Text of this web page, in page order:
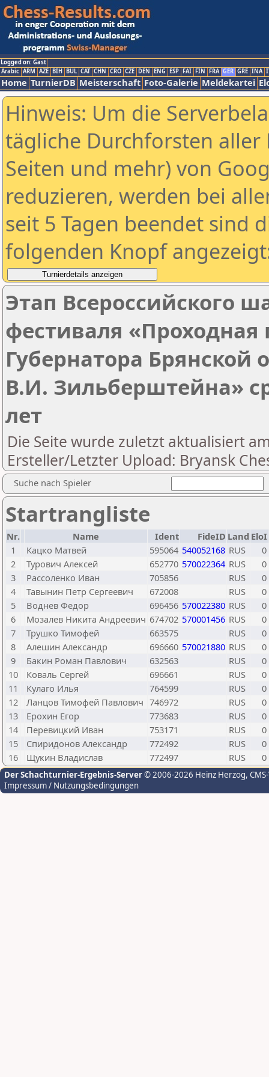
Logged on: Gast
Arabic ARM AZE BIH BUL CAT CHN CRO CZE DEN ENG ESP FAI FIN FRA GER GRE INA
Home TurnierDB Meisterschaft Foto-Galerie Meldekartei
Hinweis: Um die
tägliche Durchforsten aller
Seiten und mehr) von
reduzieren, werden bei
seit 5 Tagen beendet sind
folgenden Knopf
Этап Всероссийского
фестиваля
Губернатора Брянской
В.И. Зильберштейна»
лет
Die Seite wurde zuletzt aktualisiert
Ersteller/Letzter Upload: Bryansk
Suche nach Spieler
Startrangliste
Nr. Name Ident FideID Land EloI
1
Кацко Матвей 595064 540052168 RUS
0
2
Турович Алексей 652770 570022364 RUS
0
3
Рассоленко Иван 705856 RUS
0
4
Тавынин Петр Сергеевич 672008 RUS
0
5
Воднев Федор 696456 570022380 RUS
0
6
Мозалев Никита Андреевич 674702 570001456 RUS
0
7
Трушко Тимофей 663575 RUS
0
8
Алешин Александр 696660 570021880 RUS
0
9
Бакин Роман Павлович 632563 RUS
0
10
Коваль Сергей 696661 RUS
0
11
Кулаго Илья 764599 RUS
0
12
Ланцов Тимофей Павлович 746972 RUS
0
13
Ерохин Егор 773683 RUS
0
14
Перевицкий Иван 753171 RUS
0
15
Спиридонов Александр 772492 RUS
0
16
Щукин Владислав 772497 RUS 0
Der Schachturnier-Ergebnis-Server© 2006-2026 Heinz Herzog,
Impressum / Nutzungsbedingungen